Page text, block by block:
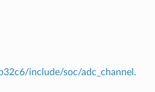
include/soc/adc_channel.